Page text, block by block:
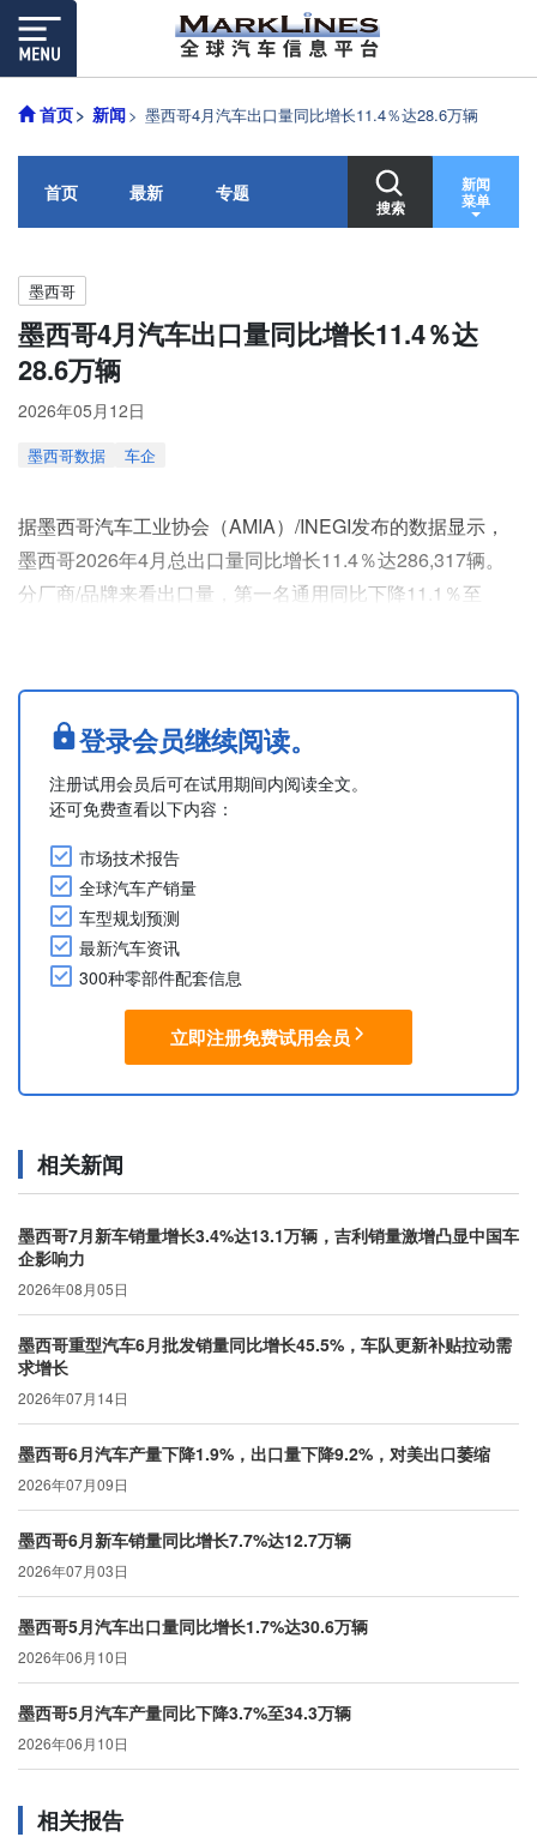
首页 新闻 墨西哥4月汽车出口量同比增长11.4％达28.6万辆
首页 最新 专题
搜索
新闻
菜单
墨西哥
墨西哥4月汽车出口量同比增长11.4％达
28.6万辆
2026年05月12日
墨西哥数据 车企
据墨西哥汽车工业协会（AMIA）/INEGI发布的数据显示，
墨西哥2026年4月总出口量同比增长11.4％达286,317辆。
分厂商/品牌来看出口量，第一名通用同比下降11.1％至
第四名起依次为：丰田同比下降1.2%至28,203辆、大众同
比增长44.2%达27,584辆、日产（第6名）同比下降17.3%
至20,933....
登录会员继续阅读。
注册试用会员后可在试用期间内阅读全文。
还可免费查看以下内容：
市场技术报告
全球汽车产销量
车型规划预测
最新汽车资讯
300种零部件配套信息
立即注册免费试用会员
相关新闻
墨西哥7月新车销量增长3.4%达13.1万辆，吉利销量激增凸显中国车
企影响力
2026年08月05日
墨西哥重型汽车6月批发销量同比增长45.5%，车队更新补贴拉动需
求增长
2026年07月14日
墨西哥6月汽车产量下降1.9%，出口量下降9.2%，对美出口萎缩
2026年07月09日
墨西哥6月新车销量同比增长7.7%达12.7万辆
2026年07月03日
墨西哥5月汽车出口量同比增长1.7%达30.6万辆
2026年06月10日
墨西哥5月汽车产量同比下降3.7%至34.3万辆
2026年06月10日
相关报告